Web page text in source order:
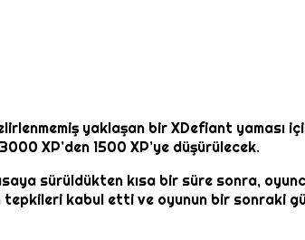
yaklaşan bir XDefiant yaması
XP’den 1500 XP’ye düşürülecek.
sürüldükten kısa bir süre sonra,
kabul etti ve oyunun bir sonraki